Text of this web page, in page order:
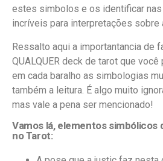
estes simbolos e os identificar nas
incríveis para interpretações sobre
Ressalto aqui a importantancia de
QUALQUER deck de tarot que
em cada baralho as simbologias
também a leitura. É algo muito
mas vale a pena ser mencionado!
Vamos lá, elementos simbólicos
no Tarot: